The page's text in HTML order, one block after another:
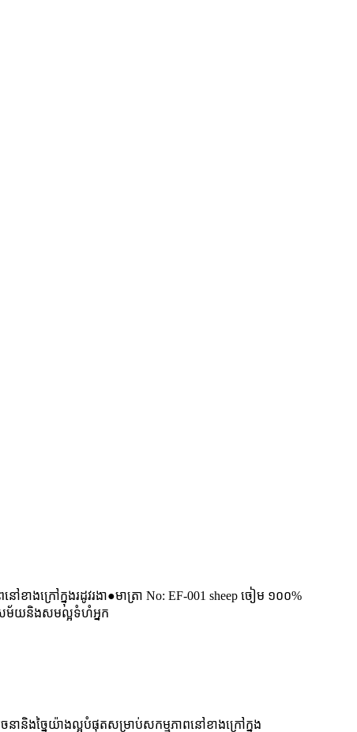
ងក្រៅក្នុងរដូវរងា●មាត្រា No: EF-001 sheep ចៀម ១០០%
សម័យនិងសមល្អទំហំអ្នក
ងច្នៃយ៉ាងល្អបំផុតសម្រាប់សកម្មភាពនៅខាងក្រៅក្នុង